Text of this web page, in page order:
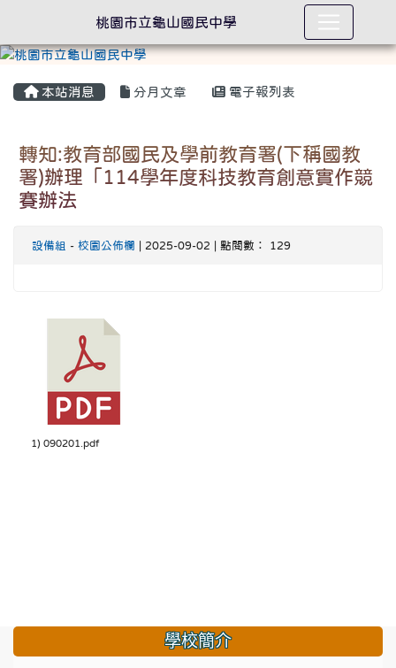
本站消息 分月文章 電子報列表
轉知:教育部國民及學前教育署(下稱國教
署)辦理「114學年度科技教育創意實作競
賽辦法
設備組 - 校園公佈欄 | 2025-09-02 | 點閱數： 129
1) 090201.pdf
學校簡介
桃園市立龜山國民中學